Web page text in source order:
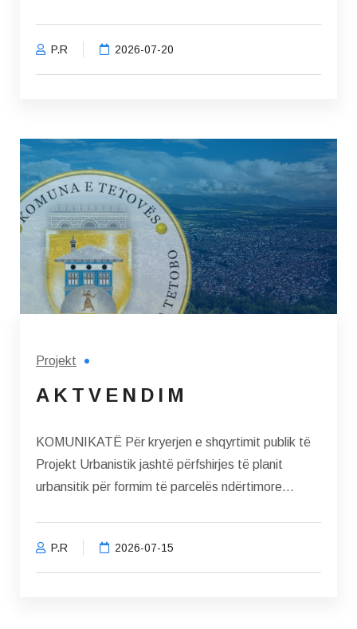
P.R 2026-07-20
Projekt
A K T V E N D I M
KOMUNIKATË Për kryerjen е shqyrtimit publik të
Projekt Urbanistik jashtë përfshirjes të planit
urbansitik për formim të parcelës ndërtimore
P.R 2026-07-15